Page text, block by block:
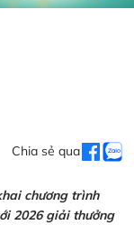
Chia sẻ qua
chương trình
2026 giải thưởng